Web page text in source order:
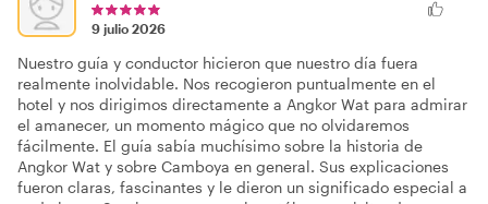
9 julio 2026
Nuestro guía y conductor hicieron que nuestro día fuera
realmente inolvidable. Nos recogieron puntualmente en el
hotel y nos dirigimos directamente a Angkor Wat para admirar
el amanecer, un momento mágico que no olvidaremos
fácilmente. El guía sabía muchísimo sobre la historia de
Angkor Wat y sobre Camboya en general. Sus explicaciones
fueron claras, fascinantes y le dieron un significado especial a